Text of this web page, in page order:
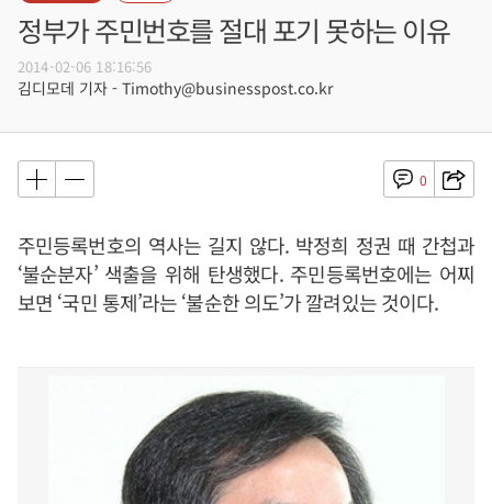
정부가 주민번호를 절대 포기 못하는 이유
2014-02-06 18:16:56
김디모데 기자 - Timothy@businesspost.co.kr
0
주민등록번호의 역사는 길지 않다. 박정희 정권 때 간첩과
‘불순분자’ 색출을 위해 탄생했다. 주민등록번호에는 어찌
보면 ‘국민 통제’라는 ‘불순한 의도’가 깔려있는 것이다.